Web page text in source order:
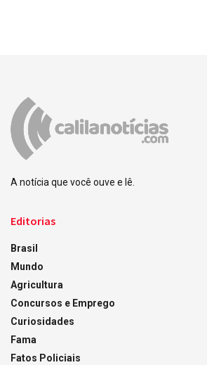
A notícia que você ouve e lê.
Editorias
Brasil
Mundo
Agricultura
Concursos e Emprego
Curiosidades
Fama
Fatos Policiais